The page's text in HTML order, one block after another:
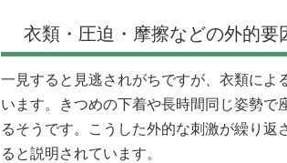
衣類・圧迫・摩擦などの外的要
一見すると見逃されがちですが、衣類によ
います。きつめの下着や長時間同じ姿勢
るそうです。こうした外的な刺激が繰り
ると説明されています。